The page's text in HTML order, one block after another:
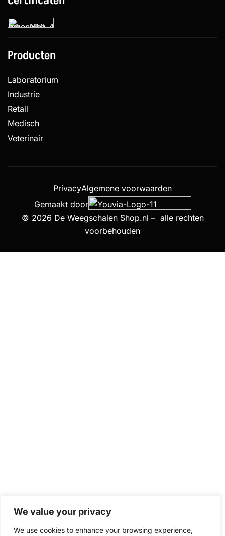
We value your privacy
We use cookies to enhance your browsing experience,
Producten
Laboratorium
Industrie
Retail
Medisch
Veterinair
© 2026 De Weegschalen Shop.nl – alle rechten
voorbehouden
Gemaakt door
PrivacyAlgemene voorwaarden